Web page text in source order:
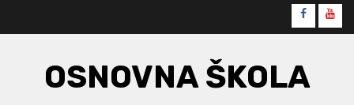
Facebook
OSNOVNA ŠKOLA